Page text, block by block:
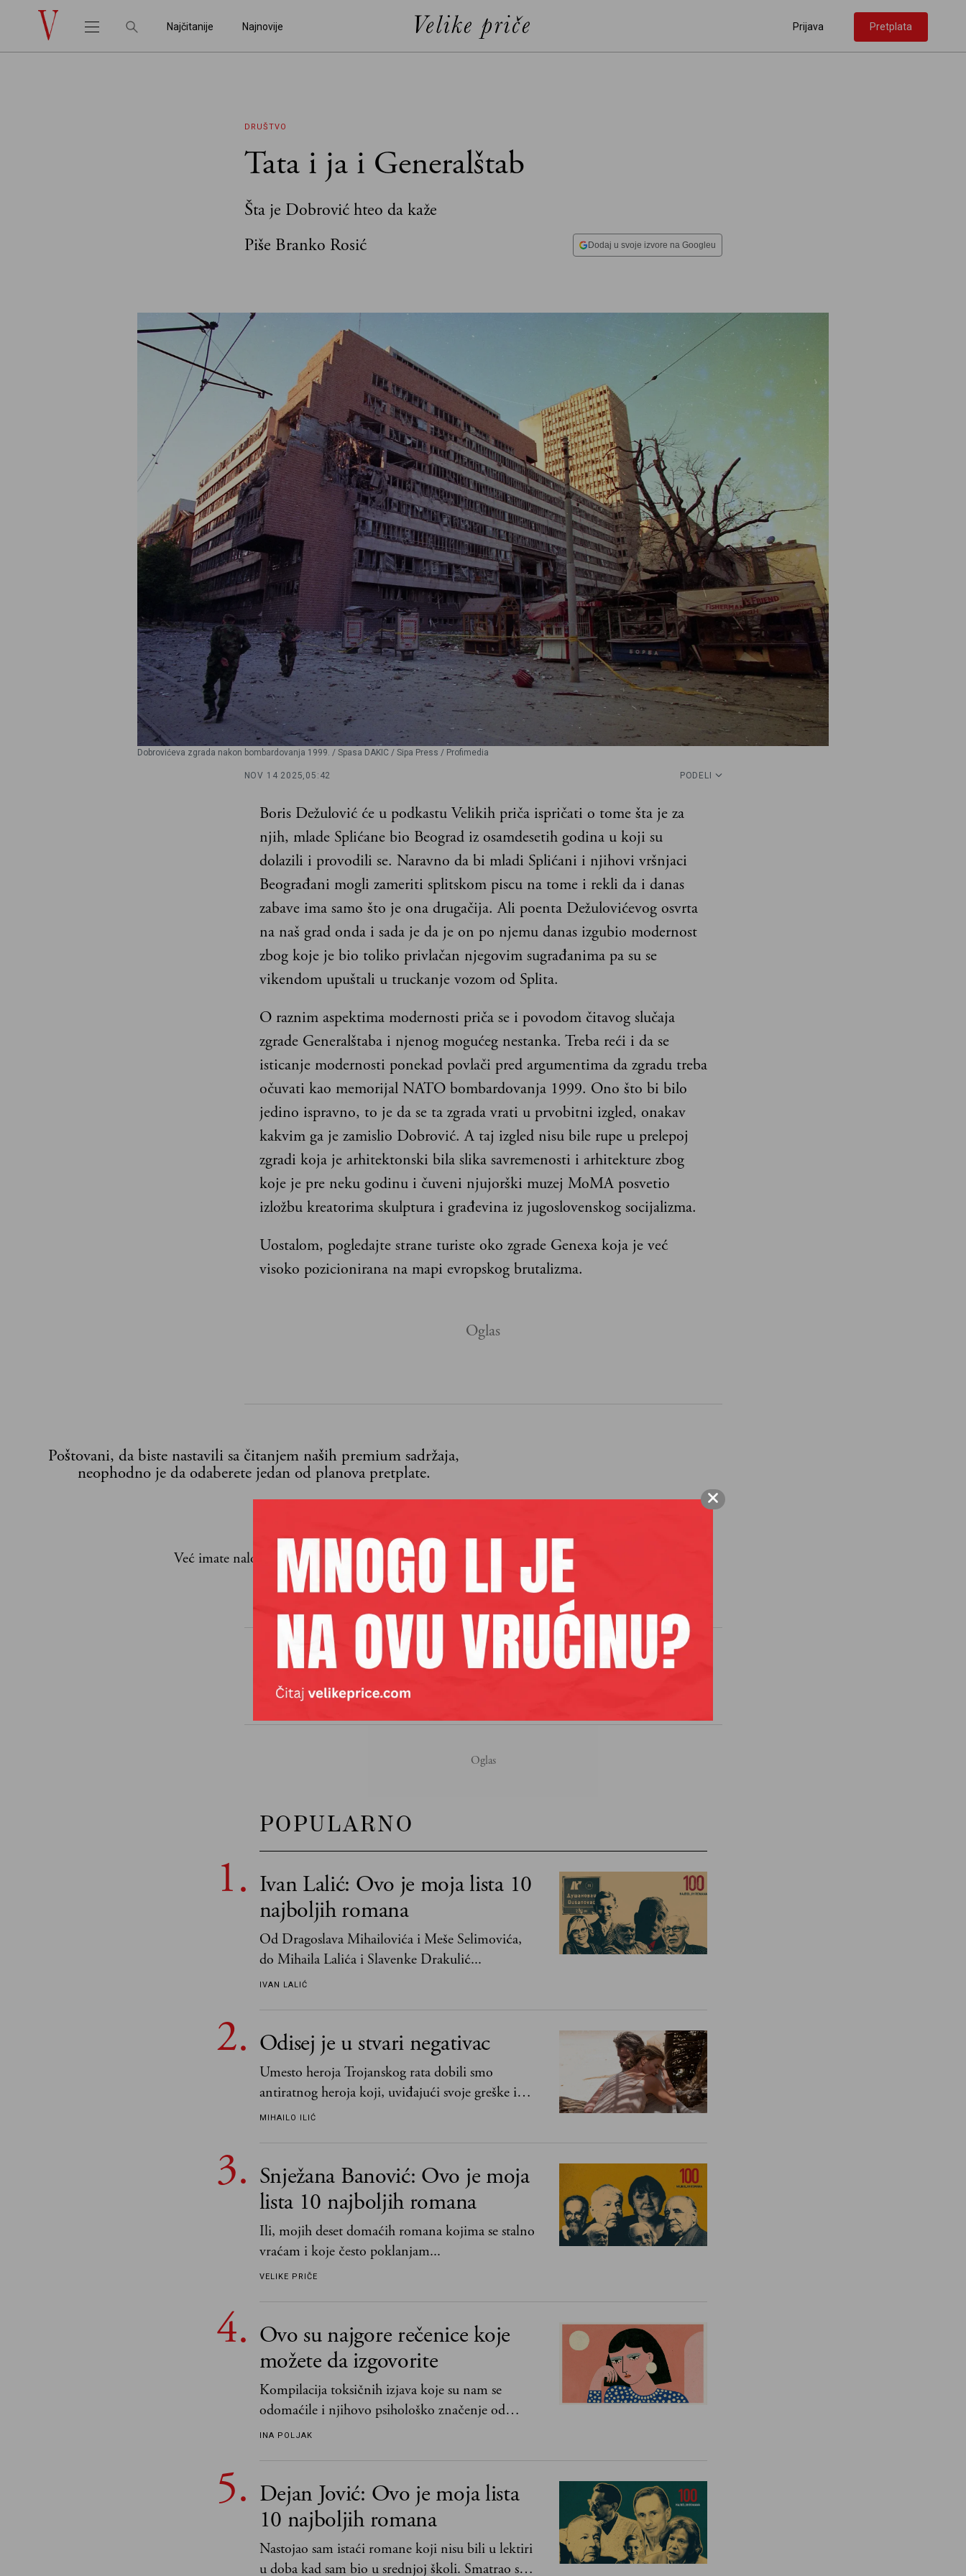
Najčitanije Najnovije Prijava Pretplata
DRUŠTVO
Tata i ja i Generalštab
Šta je Dobrović hteo da kaže
Piše Branko Rosić
Dodaj u svoje izvore na Googleu
Dobrovićeva zgrada nakon bombardovanja 1999. / Spasa DAKIC / Sipa Press / Profimedia
NOV 14 2025, 05:42 PODELI
Boris Dežulović će u podkastu Velikih priča ispričati o tome šta je za
njih, mlade Splićane bio Beograd iz osamdesetih godina u koji su
dolazili i provodili se. Naravno da bi mladi Splićani i njihovi vršnjaci
Beograđani mogli zameriti splitskom piscu na tome i rekli da i danas
zabave ima samo što je ona drugačija. Ali poenta Dežulovićevog osvrta
na naš grad onda i sada je da je on po njemu danas izgubio modernost
zbog koje je bio toliko privlačan njegovim sugrađanima pa su se
vikendom upuštali u truckanje vozom od Splita.
O raznim aspektima modernosti priča se i povodom čitavog slučaja
zgrade Generalštaba i njenog mogućeg nestanka. Treba reći i da se
isticanje modernosti ponekad povlači pred argumentima da zgradu treba
očuvati kao memorijal NATO bombardovanja 1999. Ono što bi bilo
jedino ispravno, to je da se ta zgrada vrati u prvobitni izgled, onakav
kakvim ga je zamislio Dobrović. A taj izgled nisu bile rupe u prelepoj
zgradi koja je arhitektonski bila slika savremenosti i arhitekture zbog
koje je pre neku godinu i čuveni njujorški muzej MoMA posvetio
izložbu kreatorima skulptura i građevina iz jugoslovenskog socijalizma.
Uostalom, pogledajte strane turiste oko zgrade Genexa koja je već
visoko pozicionirana na mapi evropskog brutalizma.
Poštovani, da biste nastavili sa čitanjem naših premium sadržaja,
neophodno je da odaberete jedan od planova pretplate.
Već imate nalog? Ulogujte se
TAGOVI:
ARHITEKTURA BEOGRAD DŽARED KUŠNER
GENERALŠTAB
POPULARNO
Ivan Lalić: Ovo je moja lista 10
najboljih romana
Od Dragoslava Mihailovića i Meše Selimovića,
do Mihaila Lalića i Slavenke Drakulić...
IVAN LALIĆ
Odisej je u stvari negativac
Umesto heroja Trojanskog rata dobili smo
antiratnog heroja koji, uviđajući svoje greške i
učeći na njima, shvata da postoje stvari koje su
MIHAILO ILIĆ
Snježana Banović: Ovo je moja
lista 10 najboljih romana
Ili, mojih deset domaćih romana kojima se stalno
vraćam i koje često poklanjam...
VELIKE PRIČE
Ovo su najgore rečenice koje
možete da izgovorite
Kompilacija toksičnih izjava koje su nam se
odomaćile i njihovo psihološko značenje od
„Biće ti bolje bez mene“ do „Sve se dešava sa
INA POLJAK
Dejan Jović: Ovo je moja lista
10 najboljih romana
Nastojao sam istaći romane koji nisu bili u lektiri
u doba kad sam bio u srednjoj školi. Smatrao sam